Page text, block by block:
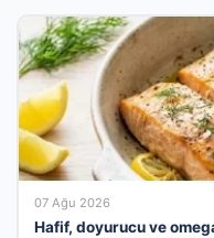
07 Ağu 2026
Hafif, doyurucu ve